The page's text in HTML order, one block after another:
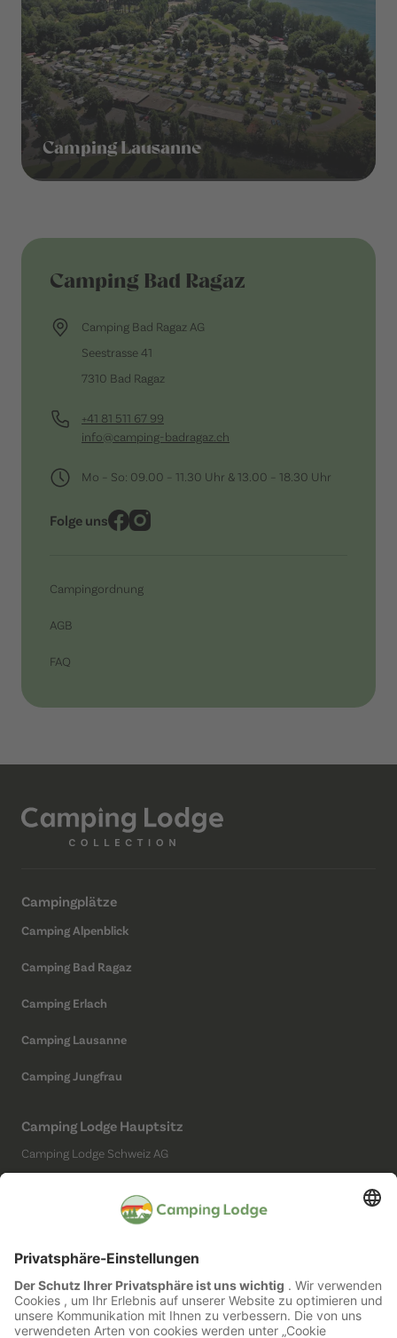
Camping Lausanne
Camping Bad Ragaz
Camping Bad Ragaz AG
Seestrasse 41
7310 Bad Ragaz
+41 81 511 67 99
info@camping-badragaz.ch
Mo – So: 09.00 – 11.30 Uhr & 13.00 – 18.30 Uhr
Folge uns
Campingordnung
AGB
FAQ
Campingplätze
Camping Alpenblick
Camping Bad Ragaz
Camping Erlach
Camping Lausanne
Camping Jungfrau
Camping Lodge Hauptsitz
Camping Lodge Schweiz AG
Social Media